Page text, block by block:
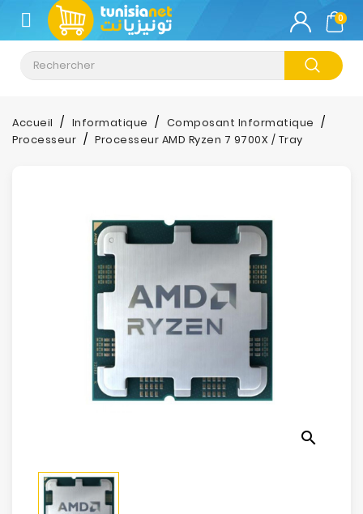
CATÉGORIE
Climatisation
Informatique
Electroménager
Sécurité
0
Accueil Informatique
Composant Informatique
Processeur
Processeur AMD Ryzen 7 9700X / Tray
search